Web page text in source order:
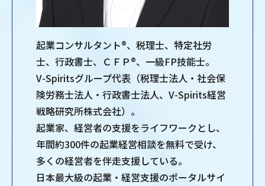
起業コンサルタント®、税理士、特定社労
士、行政書士、ＣＦＰ®、一級FP技能士。
V-Spiritsグループ代表（税理士法人・社会保
険労務士法人・行政書士法人、V-Spirits経営
戦略研究所株式会社）。
起業家、経営者の支援をライフワークとし、
年間約300件の起業経営相談を無料で受け、
多くの経営者を伴走支援している。
日本最大級の起業・経営支援のポータルサイ